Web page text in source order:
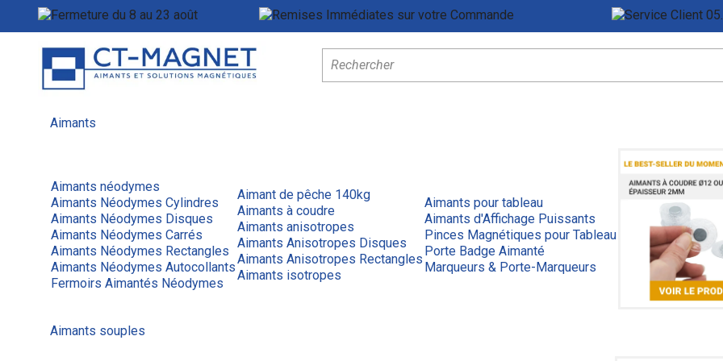
Fermeture du 8 au 23 août Remises Immédiates sur votre Commande
Aimants
Aimants néodymes
Aimants Néodymes Cylindres
Aimants Néodymes Disques
Aimants Néodymes Carrés
Aimants Néodymes Rectangles
Aimants Néodymes Autocollants
Fermoirs Aimantés Néodymes
Aimant de pêche 140kg
Aimants à coudre
Aimants anisotropes
Aimants Anisotropes Disques
Aimants Anisotropes Rectangles
Aimants isotropes
Aimants pour tableau
Aimants d'Affichage Puissants
Pinces Magnétiques pour Tableau
Porte Badge Aimanté
Marqueurs & Porte-Marqueurs
Aimants souples